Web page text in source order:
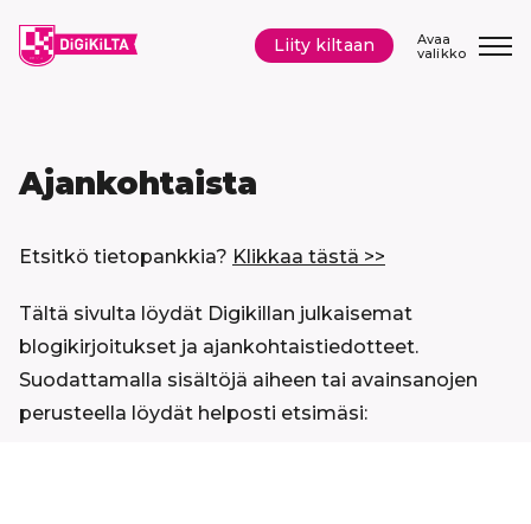
sisältöön
Avaa
valikko
Liity kiltaan
Ajankohtaista
Etsitkö tietopankkia? Klikkaa tästä >>
Tältä sivulta löydät Digikillan julkaisemat
blogikirjoitukset ja ajankohtaistiedotteet.
Suodattamalla sisältöjä aiheen tai avainsanojen
perusteella löydät helposti etsimäsi: